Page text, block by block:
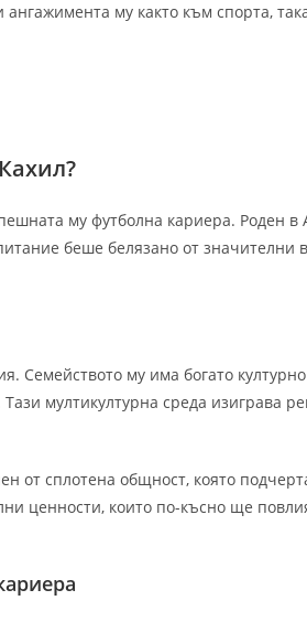
му както към спорта,
му футболна кариера. Роден в
беше белязано от значителни
Семейството му има богато културно
мултикултурна среда изиграва
от сплотена общност, която
ценности, които по-късно ще